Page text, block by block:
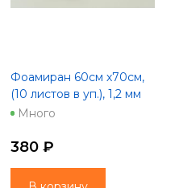
Фоамиран 60см х70см,
(10 листов в уп.), 1,2 мм
"Зефир" молочный
Много
380 ₽